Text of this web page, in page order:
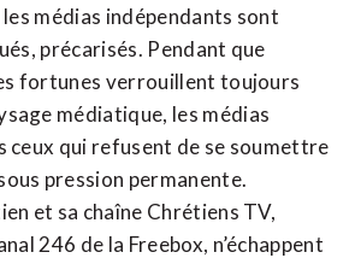
médias indépendants sont
précarisés. Pendant que
fortunes verrouillent toujours
médiatique, les médias
ceux qui refusent de se soumettre
pression permanente.
et sa chaîne Chrétiens TV,
246 de la Freebox, n’échappent